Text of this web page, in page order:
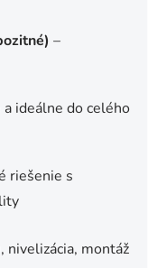
–
ideálne do celého
riešenie s
nivelizácia, montáž